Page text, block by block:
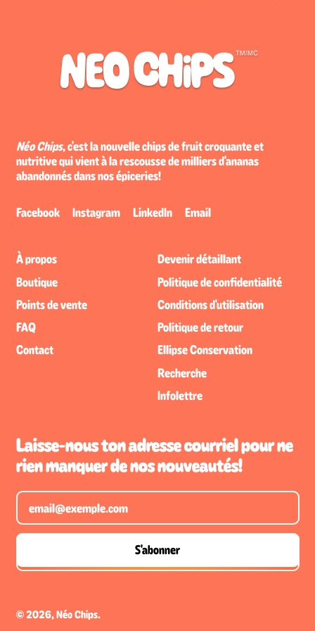
Néo Chips, c'est la nouvelle chips de fruit croquante et
nutritive qui vient à la rescousse de milliers d'ananas
abandonnés dans nos épiceries!
Facebook Instagram LinkedIn Email
À propos
Boutique
Points de vente
FAQ
Contact
Devenir détaillant
Politique de confidentialité
Conditions d'utilisation
Politique de retour
Ellipse Conservation
Recherche
Infolettre
Laisse-nous ton adresse courriel pour ne
rien manquer de nos nouveautés!
Adresse e-mail
S'abonner
© 2026,Néo Chips.